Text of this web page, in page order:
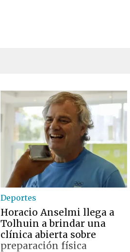
Deportes
Horacio Anselmi llega a
Tolhuin a brindar una
clínica abierta sobre
preparación física